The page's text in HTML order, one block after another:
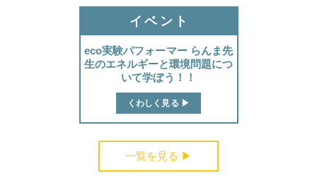
イベント
eco実験パフォーマー らんま先
生のエネルギーと環境問題につ
いて学ぼう！！
くわしく見る ▶︎
一覧を見る ▶︎